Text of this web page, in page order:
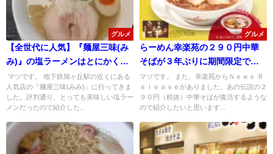
グルメ
【全世代に人気】『麺屋三味(み
み)』の塩ラーメンはとにかく優
しいスープが最高だった！
マツです。 地下鉄旭ヶ丘駅の近くにある
人気店の『麺屋三味(みみ)』に行ってきま
した。評判通り、とっても美味しい塩ラー
メンだったので紹介した...
グルメ
らーめん幸楽苑の２９０円中華
そばが３年ぶりに期間限定で復
活！
マツです。 また、幸楽苑からＮｅｗｓ Ｒ
ｅｌｅａｓｅがありました。あの伝説の２
９０円（税抜）中華そばが復活するような
ので紹介したいと思います...